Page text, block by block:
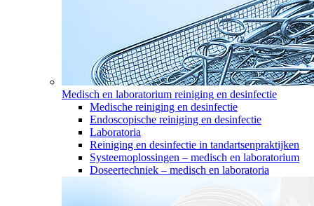
Medisch en laboratorium reiniging en desinfectie
Medische reiniging en desinfectie
Endoscopische reiniging en desinfectie
Laboratoria
Reiniging en desinfectie in tandartsenpraktijken
Systeemoplossingen – medisch en laboratorium
Doseertechniek – medisch en laboratoria